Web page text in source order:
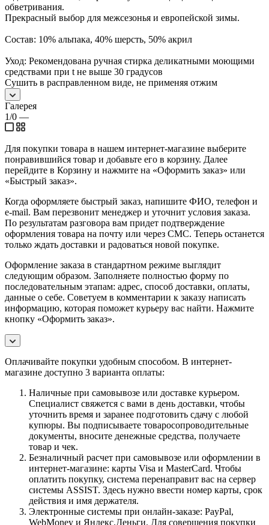
обветривания.
Прекрасный выбор для межсезонья и европейской зимы.
Состав: 10% альпака, 40% шерсть, 50% акрил
Уход: Рекомендована ручная стирка деликатными моющими
средствами при t не выше 30 градусов
Сушить в расправленном виде, не применяя отжим
Галерея
1/0 —
Для покупки товара в нашем интернет-магазине выберите
понравившийся товар и добавьте его в корзину. Далее
перейдите в Корзину и нажмите на «Оформить заказ» или
«Быстрый заказ».
Когда оформляете быстрый заказ, напишите ФИО, телефон и
e-mail. Вам перезвонит менеджер и уточнит условия заказа.
По результатам разговора вам придет подтверждение
оформления товара на почту или через СМС. Теперь останется
только ждать доставки и радоваться новой покупке.
Оформление заказа в стандартном режиме выглядит
следующим образом. Заполняете полностью форму по
последовательным этапам: адрес, способ доставки, оплаты,
данные о себе. Советуем в комментарии к заказу написать
информацию, которая поможет курьеру вас найти. Нажмите
кнопку «Оформить заказ».
Оплачивайте покупки удобным способом. В интернет-
магазине доступно 3 варианта оплаты:
Наличные при самовывозе или доставке курьером.
Специалист свяжется с вами в день доставки, чтобы
уточнить время и заранее подготовить сдачу с любой
купюры. Вы подписываете товаросопроводительные
документы, вносите денежные средства, получаете
товар и чек.
Безналичный расчет при самовывозе или оформлении в
интернет-магазине: карты Visa и MasterCard. Чтобы
оплатить покупку, система перенаправит вас на сервер
системы ASSIST. Здесь нужно ввести номер карты, срок
действия и имя держателя.
Электронные системы при онлайн-заказе: PayPal,
WebMoney и Яндекс.Деньги. Для совершения покупки